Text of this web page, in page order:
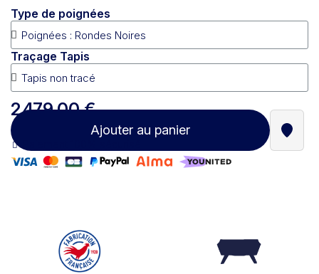
Type de poignées
Traçage Tapis
2 479,00 €
Ajouter au panier